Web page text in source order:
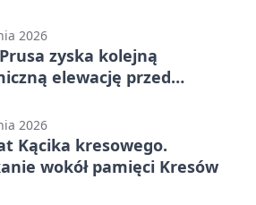
2026
zyska kolejną
elewację przed
2026
Kącika kresowego.
wokół pamięci Kresów